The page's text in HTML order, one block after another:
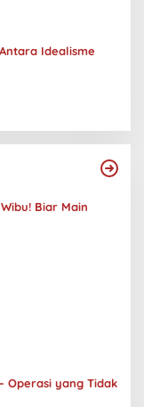
Idealisme
Biar Main
Operasi yang Tidak